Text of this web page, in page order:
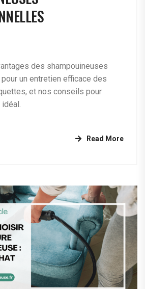
des shampouineuses
un entretien efficace des
et nos conseils pour
Read More